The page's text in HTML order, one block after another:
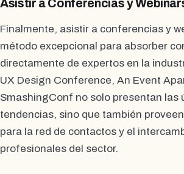
Asistir a Conferencias y
Finalmente, asistir a conferencias y
método excepcional para absorber
directamente de expertos en la
UX Design Conference, An Event
SmashingConf no solo presentan las
tendencias, sino que también
para la red de contactos y el
profesionales del sector.